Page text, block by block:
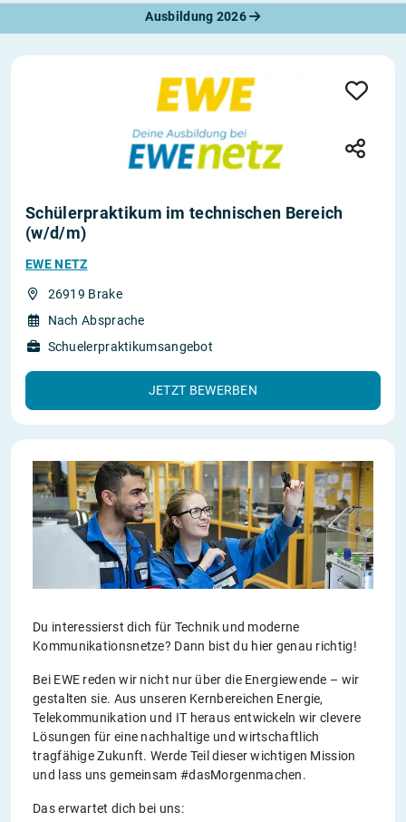
Ausbildung 2026
Schülerpraktikum im technischen Bereich
(w/d/m)
EWE NETZ
26919 Brake
Nach Absprache
Schuelerpraktikumsangebot
JETZT BEWERBEN
Du interessierst dich für Technik und moderne
Kommunikationsnetze? Dann bist du hier genau richtig!
Bei EWE reden wir nicht nur über die Energiewende – wir
gestalten sie. Aus unseren Kernbereichen Energie,
Telekommunikation und IT heraus entwickeln wir clevere
Lösungen für eine nachhaltige und wirtschaftlich
tragfähige Zukunft. Werde Teil dieser wichtigen Mission
und lass uns gemeinsam #dasMorgenmachen.
Das erwartet dich bei uns: